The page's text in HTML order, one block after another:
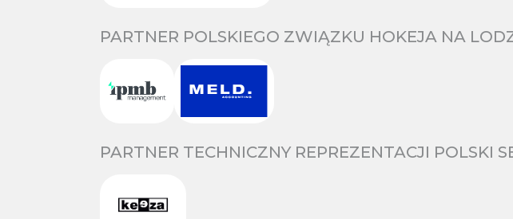
PARTNER POLSKIEGO ZWIĄZKU HOKEJA NA
PARTNER TECHNICZNY REPREZENTACJI POLSKI